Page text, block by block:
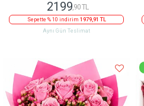
2199,90 TL
Sepette % 10 indirim 1979,91 TL
Aynı Gün Teslimat